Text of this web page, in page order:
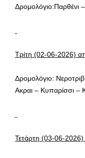
Δρομολόγιο:Παρθένι
Τρίτη (02-06-2026)
Δρομολόγιο:
Ακραι – Κυπαρίσσι –
Τετάρτη (03-06-